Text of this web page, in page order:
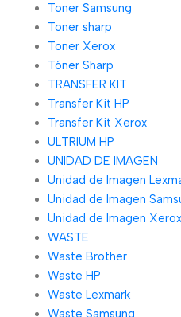
Toner Samsung
Toner sharp
Toner Xerox
Tóner Sharp
TRANSFER KIT
Transfer Kit HP
Transfer Kit Xerox
ULTRIUM HP
UNIDAD DE IMAGEN
Unidad de Imagen
Unidad de Imagen
Unidad de Imagen Xerox
WASTE
Waste Brother
Waste HP
Waste Lexmark
Waste Samsung